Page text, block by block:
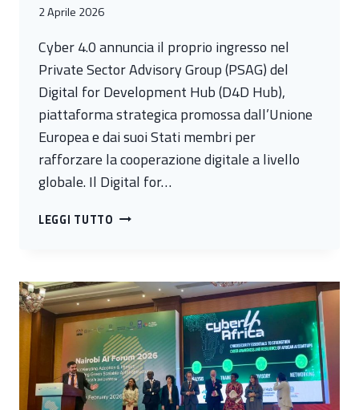
2 Aprile 2026
Cyber 4.0 annuncia il proprio ingresso nel
Private Sector Advisory Group (PSAG) del
Digital for Development Hub (D4D Hub),
piattaforma strategica promossa dall’Unione
Europea e dai suoi Stati membri per
rafforzare la cooperazione digitale a livello
globale. Il Digital for…
LEGGI TUTTO CYBER
PRIVATE
SECTOR
ADVISORY
GROUP
DEL
D4D
HUB